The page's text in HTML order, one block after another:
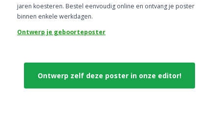
jaren koesteren. Bestel eenvoudig online en ontvang je poster
binnen enkele werkdagen.
Ontwerp je geboorteposter
Ontwerp zelf deze poster in onze editor!